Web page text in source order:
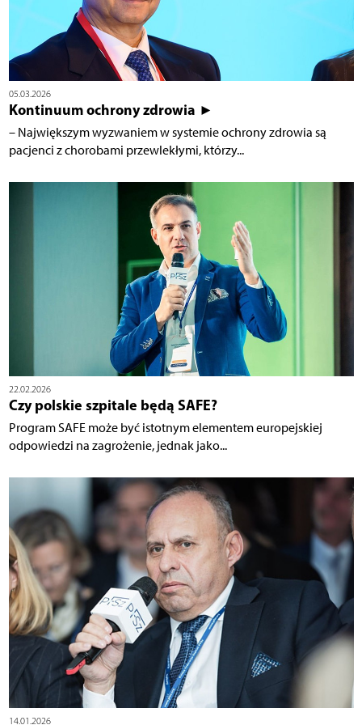
05.03.2026
Kontinuum ochrony zdrowia ►
– Największym wyzwaniem w systemie ochrony zdrowia są
pacjenci z chorobami przewlekłymi, którzy...
22.02.2026
Czy polskie szpitale będą SAFE?
Program SAFE może być istotnym elementem europejskiej
odpowiedzi na zagrożenie, jednak jako...
14.01.2026